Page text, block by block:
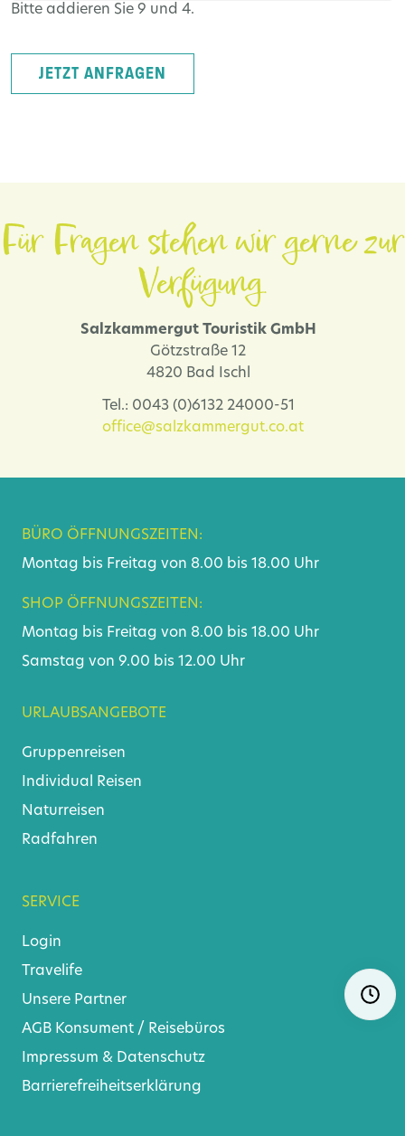
Bitte addieren Sie 9 und 4.
JETZT ANFRAGEN
Für Fragen stehen wir gerne zur
Verfügung.
Salzkammergut Touristik GmbH
Götzstraße 12
4820 Bad Ischl
Tel.: 0043 (0)6132 24000-51
office@salzkammergut.co.at
BÜRO ÖFFNUNGSZEITEN:
Montag bis Freitag von 8.00 bis 18.00 Uhr
SHOP ÖFFNUNGSZEITEN:
Montag bis Freitag von 8.00 bis 18.00 Uhr
Samstag von 9.00 bis 12.00 Uhr
URLAUBSANGEBOTE
Gruppenreisen
Individual Reisen
Naturreisen
Radfahren
SERVICE
Login
Travelife
Unsere Partner
AGB Konsument / Reisebüros
Impressum & Datenschutz
Barrierefreiheitserklärung